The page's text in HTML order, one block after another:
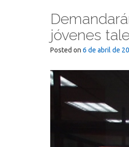
jóvenes
Posted on 6 de abril de